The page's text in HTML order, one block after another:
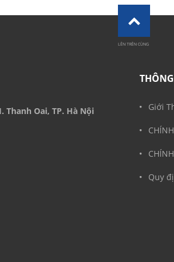
Thanh Oai, TP. Hà Nội Giới
Quy
LÊN TRÊN CÙNG